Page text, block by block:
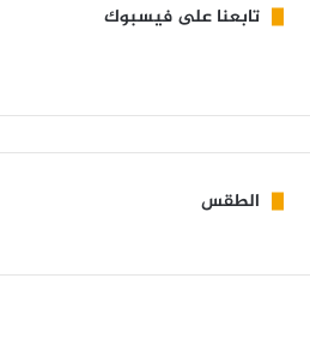
تابعنا على فيسبوك
الطقس